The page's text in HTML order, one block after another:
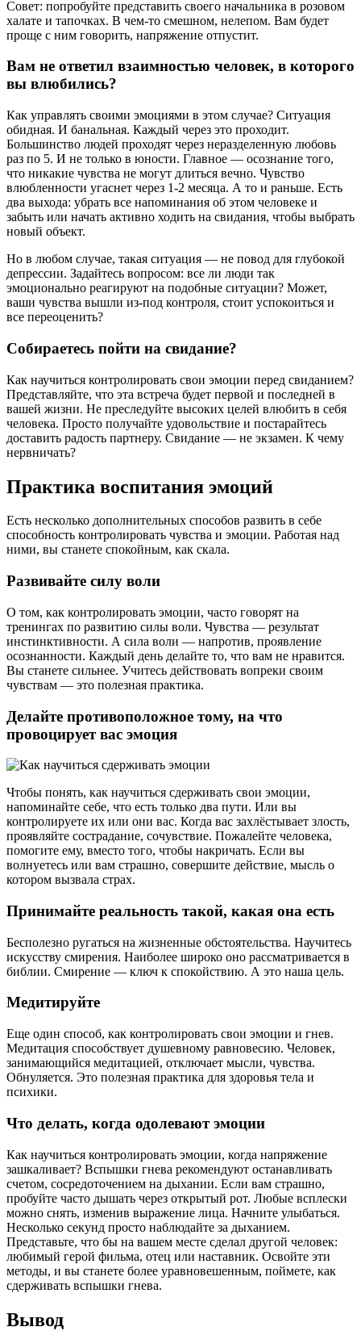
Совет: попробуйте представить своего начальника в розовом
халате и тапочках. В чем-то смешном, нелепом. Вам будет
проще с ним говорить, напряжение отпустит.
Вам не ответил взаимностью человек, в которого
вы влюбились?
Как управлять своими эмоциями в этом случае? Ситуация
обидная. И банальная. Каждый через это проходит.
Большинство людей проходят через неразделенную любовь
раз по 5. И не только в юности. Главное — осознание того,
что никакие чувства не могут длиться вечно. Чувство
влюбленности угаснет через 1-2 месяца. А то и раньше. Есть
два выхода: убрать все напоминания об этом человеке и
забыть или начать активно ходить на свидания, чтобы выбрать
новый объект.
Но в любом случае, такая ситуация — не повод для глубокой
депрессии. Задайтесь вопросом: все ли люди так
эмоционально реагируют на подобные ситуации? Может,
ваши чувства вышли из-под контроля, стоит успокоиться и
все переоценить?
Собираетесь пойти на свидание?
Как научиться контролировать свои эмоции перед свиданием?
Представляйте, что эта встреча будет первой и последней в
вашей жизни. Не преследуйте высоких целей влюбить в себя
человека. Просто получайте удовольствие и постарайтесь
доставить радость партнеру. Свидание — не экзамен. К чему
нервничать?
Практика воспитания эмоций
Есть несколько дополнительных способов развить в себе
способность контролировать чувства и эмоции. Работая над
ними, вы станете спокойным, как скала.
Развивайте силу воли
О том, как контролировать эмоции, часто говорят на
тренингах по развитию силы воли. Чувства — результат
инстинктивности. А сила воли — напротив, проявление
осознанности. Каждый день делайте то, что вам не нравится.
Вы станете сильнее. Учитесь действовать вопреки своим
чувствам — это полезная практика.
Делайте противоположное тому, на что
провоцирует вас эмоция
Чтобы понять, как научиться сдерживать свои эмоции,
напоминайте себе, что есть только два пути. Или вы
контролируете их или они вас. Когда вас захлёстывает злость,
проявляйте сострадание, сочувствие. Пожалейте человека,
помогите ему, вместо того, чтобы накричать. Если вы
волнуетесь или вам страшно, совершите действие, мысль о
котором вызвала страх.
Принимайте реальность такой, какая она есть
Бесполезно ругаться на жизненные обстоятельства. Научитесь
искусству смирения. Наиболее широко оно рассматривается в
библии. Смирение — ключ к спокойствию. А это наша цель.
Медитируйте
Еще один способ, как контролировать свои эмоции и гнев.
Медитация способствует душевному равновесию. Человек,
занимающийся медитацией, отключает мысли, чувства.
Обнуляется. Это полезная практика для здоровья тела и
психики.
Что делать, когда одолевают эмоции
Как научиться контролировать эмоции, когда напряжение
зашкаливает? Вспышки гнева рекомендуют останавливать
счетом, сосредоточением на дыхании. Если вам страшно,
пробуйте часто дышать через открытый рот. Любые всплески
можно снять, изменив выражение лица. Начните улыбаться.
Несколько секунд просто наблюдайте за дыханием.
Представьте, что бы на вашем месте сделал другой человек:
любимый герой фильма, отец или наставник. Освойте эти
методы, и вы станете более уравновешенным, поймете, как
сдерживать вспышки гнева.
Вывод